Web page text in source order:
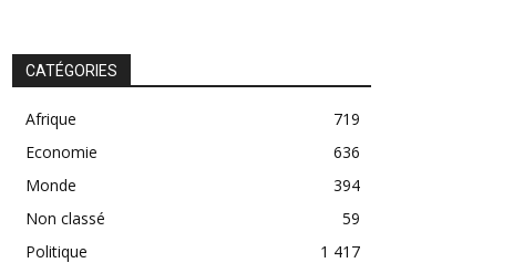
CATÉGORIES
Afrique
719
Economie
636
Monde
394
Non classé
59
Politique
1 417